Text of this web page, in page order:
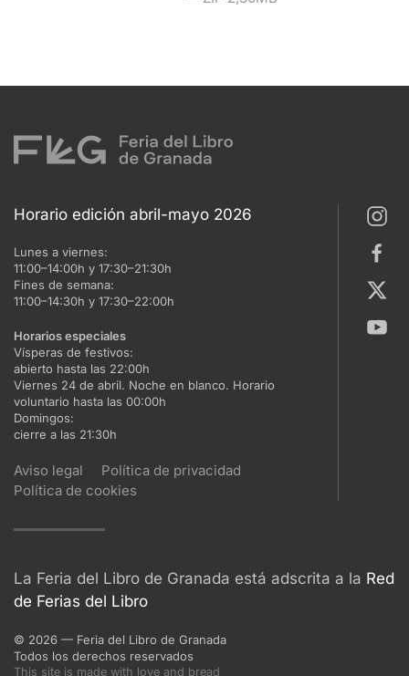
Horario edición abril-mayo 2026
Lunes a viernes:
11:00–14:00h y 17:30–21:30h
Fines de semana:
11:00–14:30h y 17:30–22:00h
Horarios especiales
Vísperas de festivos:
abierto hasta las 22:00h
Viernes 24 de abril. Noche en blanco. Horario
voluntario hasta las 00:00h
Domingos:
cierre a las 21:30h
Aviso legal
Política de privacidad
Política de cookies
La Feria del Libro de Granada está adscrita a la Red
de Ferias del Libro
© 2026 — Feria del Libro de Granada
Todos los derechos reservados
This site is made with love and bread